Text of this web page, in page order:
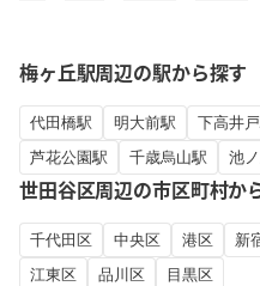
梅ヶ丘駅周辺の駅から探す
代田橋駅 明大前駅 下高井
芦花公園駅
千歳烏山駅 池
世田谷区周辺の市区町村か
千代田区 中央区 港区 新
江東区
品川区 目黒区